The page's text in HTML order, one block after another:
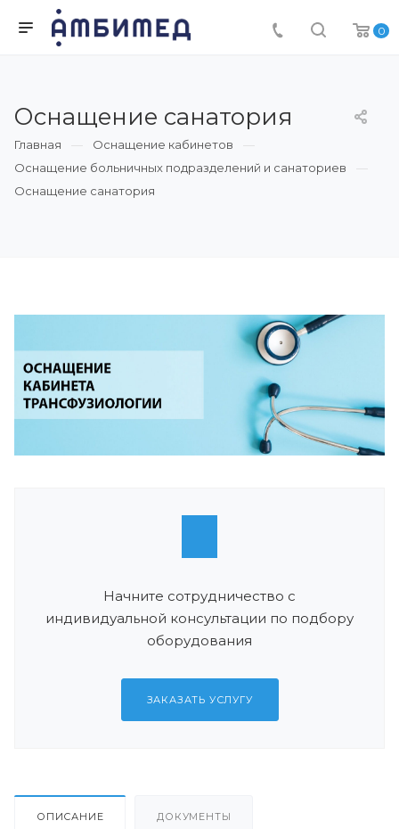
0
Оснащение санатория
Главная
Оснащение кабинетов
Оснащение больничных подразделений и санаториев
Оснащение санатория
Начните сотрудничество с
индивидуальной консультации по подбору
оборудования
ЗАКАЗАТЬ УСЛУГУ
ОПИСАНИЕ ДОКУМЕНТЫ